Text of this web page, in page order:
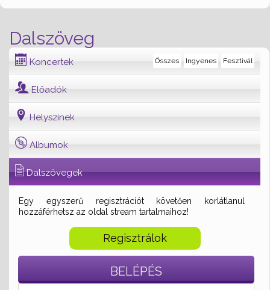
Dalszöveg
Koncertek Fesztivál
Ingyenes
Összes
Előadók
Helyszínek
Albumok
Dalszövegek
Egy egyszerű regisztrációt követően korlátlanul
hozzáférhetsz az oldal stream tartalmaihoz!
Regisztrálok
BELÉPÉS